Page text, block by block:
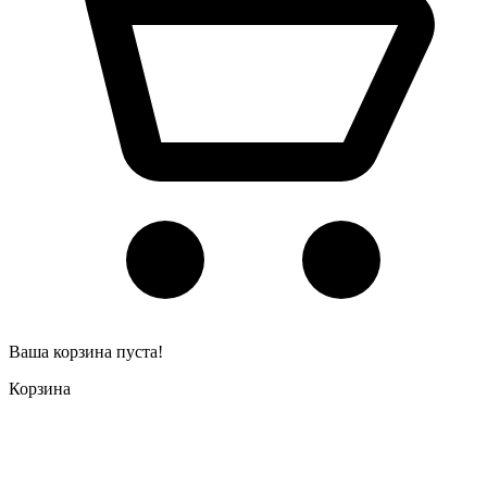
Ваша корзина пуста!
Корзина